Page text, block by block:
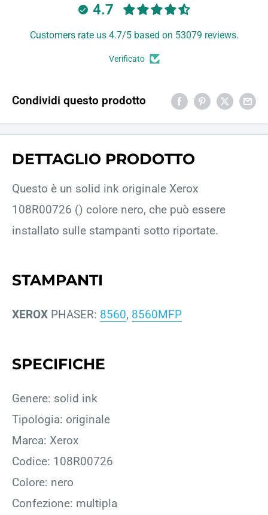
4.7
Customers rate us 4.7/5 based on 53079 reviews.
Verificato
Condividi questo prodotto
DETTAGLIO PRODOTTO
Questo è un solid ink originale Xerox
108R00726 () colore nero, che può essere
installato sulle stampanti sotto riportate.
STAMPANTI
XEROX PHASER: 8560, 8560MFP
SPECIFICHE
Genere: solid ink
Tipologia: originale
Marca: Xerox
Codice: 108R00726
Colore: nero
Confezione: multipla